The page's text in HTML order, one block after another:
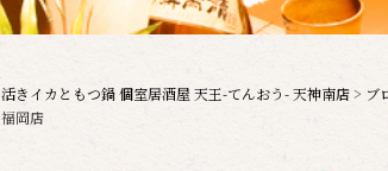
活きイカともつ鍋 個室居酒屋 天王-てんおう- 天神南店> ブ
福岡店